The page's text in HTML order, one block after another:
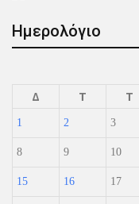
Ημερολόγιο
Δ
Τ Τ
1 2 3
8 9 10
15 16 17